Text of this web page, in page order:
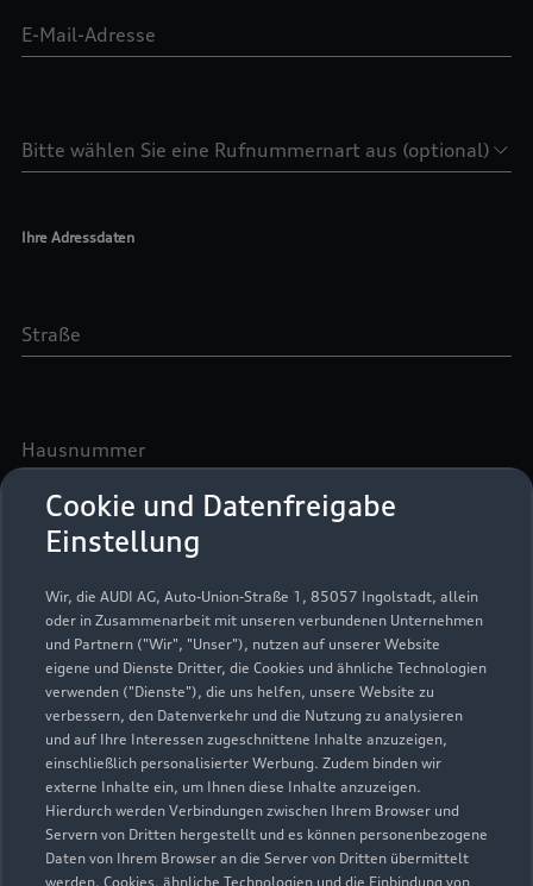
Cookie und Datenfreigabe
Einstellung
Wir, die AUDI AG, Auto-Union-Straße 1, 85057 Ingolstadt, allein
oder in Zusammenarbeit mit unseren verbundenen Unternehmen
und Partnern ("Wir", "Unser"), nutzen auf unserer Website
eigene und Dienste Dritter, die Cookies und ähnliche Technologien
verwenden ("Dienste"), die uns helfen, unsere Website zu
verbessern, den Datenverkehr und die Nutzung zu analysieren
und auf Ihre Interessen zugeschnittene Inhalte anzuzeigen,
einschließlich personalisierter Werbung. Zudem binden wir
externe Inhalte ein, um Ihnen diese Inhalte anzuzeigen.
Hierdurch werden Verbindungen zwischen Ihrem Browser und
Servern von Dritten hergestellt und es können personenbezogene
Daten von Ihrem Browser an die Server von Dritten übermittelt
werden. Cookies, ähnliche Technologien und die Einbindung von